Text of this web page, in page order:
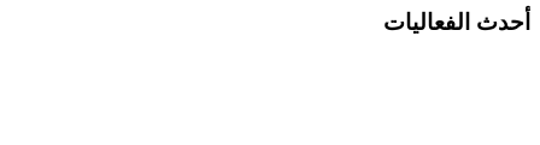
أحدث الفعاليات